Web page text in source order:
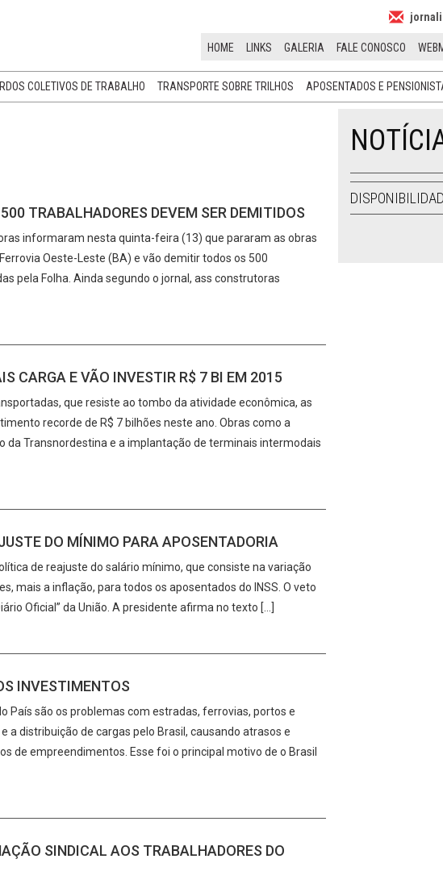
HOME LINKS GALERIA FALE CONOSCO
COLETIVOS DE TRABALHO TRANSPORTE SOBRE TRILHOS APOSENTADOS E
TRABALHADORES DEVEM SER DEMITIDOS
informaram nesta quinta-feira (13) que pararam as obras
Oeste-Leste (BA) e vão demitir todos os 500
pela Folha. Ainda segundo o jornal, ass construtoras
CARGA E VÃO INVESTIR R$ 7 BI EM 2015
que resiste ao tombo da atividade econômica, as
recorde de R$ 7 bilhões neste ano. Obras como a
da Transnordestina e a implantação de terminais intermodais
DO MÍNIMO PARA APOSENTADORIA
de reajuste do salário mínimo, que consiste na variação
mais a inflação, para todos os aposentados do INSS. O veto
Oficial” da União. A presidente afirma no texto […]
INVESTIMENTOS
País são os problemas com estradas, ferrovias, portos e
distribuição de cargas pelo Brasil, causando atrasos e
de empreendimentos. Esse foi o principal motivo de o Brasil
SINDICAL AOS TRABALHADORES DO